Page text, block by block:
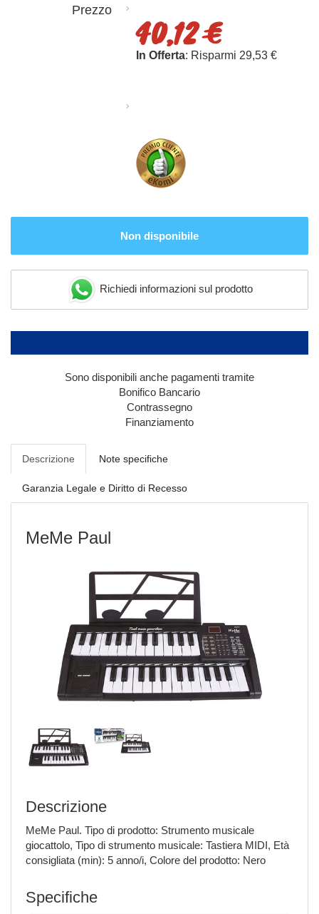
Prezzo
40,12 €
In Offerta: Risparmi 29,53 €
Non disponibile
Richiedi informazioni sul prodotto
Sono disponibili anche pagamenti tramite
Bonifico Bancario
Contrassegno
Finanziamento
Descrizione Note specifiche
Garanzia Legale e Diritto di Recesso
MeMe Paul
Descrizione
MeMe Paul. Tipo di prodotto: Strumento musicale
giocattolo, Tipo di strumento musicale: Tastiera MIDI, Età
consigliata (min): 5 anno/i, Colore del prodotto: Nero
Specifiche